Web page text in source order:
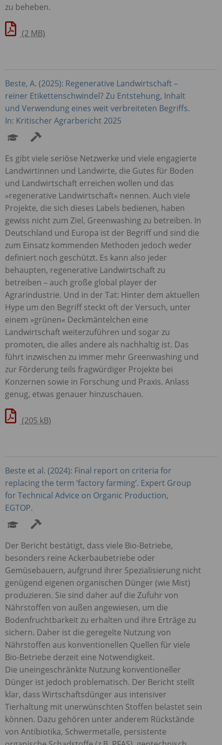
zu beheben.
(2 MB)
Beste, A. (2025): Regenerative Landwirtschaft –
reiner Etikettenschwindel? Zu Entstehung, Inhalt
und Verwendung eines weit verbreiteten Begriffs.
In: Kritischer Agrarbericht 2025
Es gibt viele seriöse Netzwerke und viele engagierte
Landwirtinnen und Landwirte, die Gutes für Boden
und Landwirtschaft erreichen wollen und das
»regenerative Landwirtschaft« nennen. Auch viele
Projekte, die sich dieses Labels bedienen, haben
gewiss nicht zum Ziel, Greenwashing zu betreiben. In
Deutschland und Europa ist der Begriff und sind die
zum Einsatz kommenden Methoden jedoch weder
definiert noch geschützt. Es kann also jeder
behaupten, regenerative Landwirtschaft zu
betreiben – auch große global player der
Agrarindustrie. Und in der Tat: Hinter dem aktuellen
Hype um den Begriff steckt oft der Versuch, unter
einem »grünen« Deckmäntelchen eine
Landwirtschaft weiterzuführen und sogar zu
promoten, die alles andere als nachhaltig ist. Das
führt inzwischen zu immer mehr Greenwashing und
zur Förderung teils fragwürdiger Projekte bei
Konzernen sowie in Forschung und Praxis. Anlass
genug, etwas genauer hinzuschauen.
(205 kB)
Beste et al. (2024): Final report on criteria for
replacing the term ‘factory farming’. Expert Group
for Technical Advice on Organic Production,
EGTOP.
Der Bericht bestätigt, dass viele Bio-Betriebe,
besonders reine Ackerbaubetriebe oder
Gemüsebauern, aufgrund ihrer Spezialisierung nicht
genügend eigenen organischen Dünger (wie Mist)
produzieren. Sie sind daher auf die Zufuhr von
Nährstoffen von außen angewiesen, um die
Bodenfruchtbarkeit zu erhalten und ihre Erträge zu
sichern. Daher ist die geregelte Nutzung von
Nährstoffen aus konventionellen Quellen für viele
Bio-Betriebe derzeit eine Notwendigkeit.
Die uneingeschränkte Nutzung konventioneller
Dünger ist jedoch problematisch. Der Bericht stellt
klar, dass Wirtschaftsdünger aus intensiver
Tierhaltung mit unerwünschten Stoffen belastet sein
können. Dazu gehören unter anderem Rückstände
von Antibiotika, Schwermetalle, persistente